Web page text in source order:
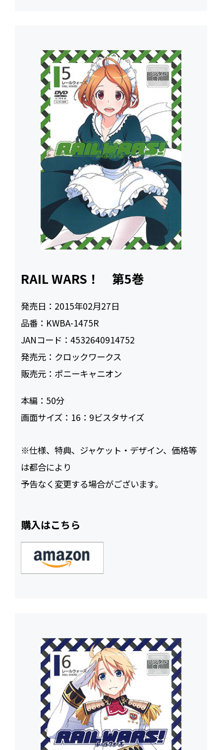
RAIL WARS！ 第5巻
発売日： 2015年02月27日
品番： KWBA-1475R
JANコード：4532640914752
発売元： クロックワークス
販売元： ポニーキャニオン
本編： 50
画面サイズ： 16：9ビスタサイズ
※仕様、特典、ジャケット・デザイン、価格等
は都合により
予告なく変更する場合がございます。
購入はこちら